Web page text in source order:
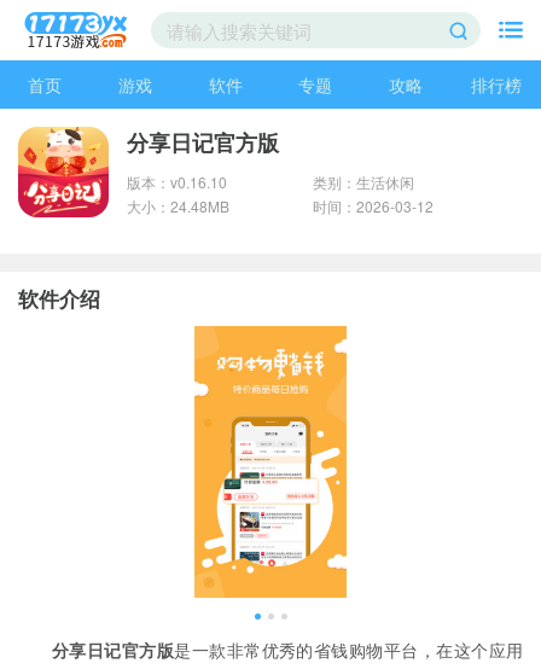
首页 游戏 软件 专题 攻略 排行榜
分享日记官方版
版本：v0.16.10
类别：生活休闲
大小：24.48MB
时间：2026-03-12
软件介绍
分享日记官方版是一款非常优秀的省钱购物平台，在这个应用